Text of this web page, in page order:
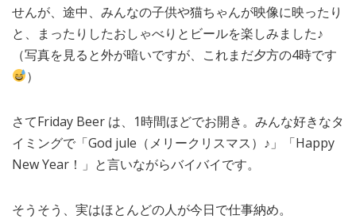
せんが、途中、みんなの子供や猫ちゃんが映像に映ったり
と、まったりしたおしゃべりとビールを楽しみました♪
（写真を見ると外が暗いですが、これまだ夕方の4時です
）
さてFriday Beer は、1時間ほどでお開き。みんな好きなタ
イミングで「God jule（メリークリスマス）♪」「Happy
New Year！」と言いながらバイバイです。
そうそう、実はほとんどの人が今日で仕事納め。